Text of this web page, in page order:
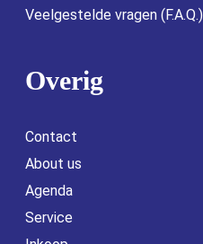
Veelgestelde vragen (F.A.Q.)
Overig
Contact
About us
Agenda
Service